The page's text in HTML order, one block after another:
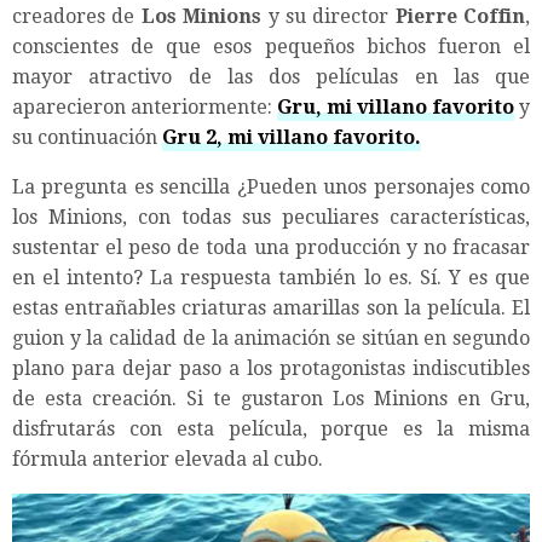
creadores de Los Minions y su director Pierre Coffin,
conscientes de que esos pequeños bichos fueron el
mayor atractivo de las dos películas en las que
aparecieron anteriormente: Gru, mi villano favorito y
su continuación Gru 2, mi villano favorito.
La pregunta es sencilla ¿Pueden unos personajes como
los Minions, con todas sus peculiares características,
sustentar el peso de toda una producción y no fracasar
en el intento? La respuesta también lo es. Sí. Y es que
estas entrañables criaturas amarillas son la película. El
guion y la calidad de la animación se sitúan en segundo
plano para dejar paso a los protagonistas indiscutibles
de esta creación. Si te gustaron Los Minions en Gru,
disfrutarás con esta película, porque es la misma
fórmula anterior elevada al cubo.